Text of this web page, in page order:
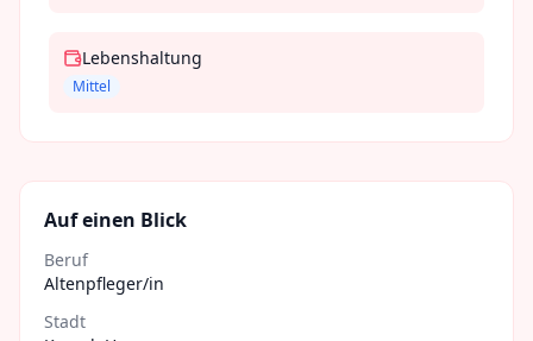
Lebenshaltung
Mittel
Auf einen Blick
Beruf
Altenpfleger/in
Stadt